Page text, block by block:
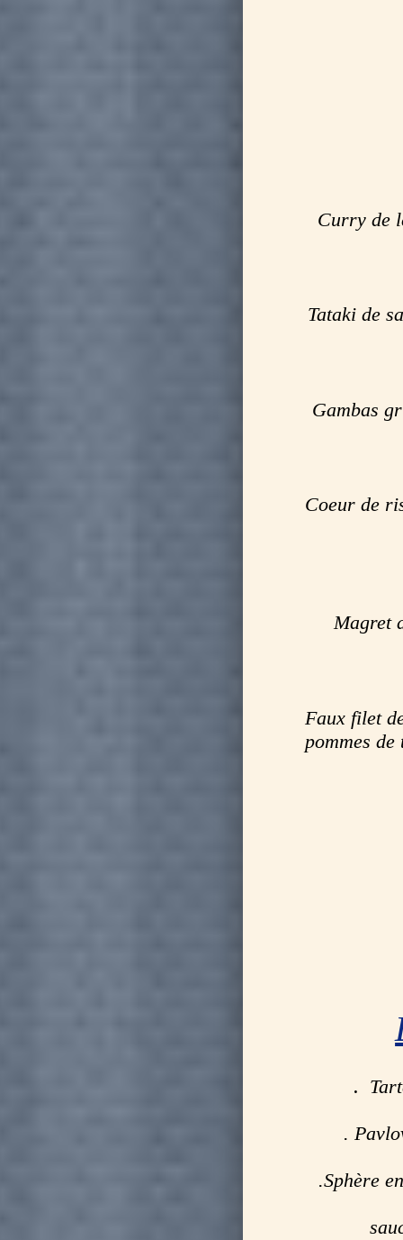
Curry de
Tataki de
Gambas
Coeur de
Magret
Faux filet
pommes
.
.
.Sphère